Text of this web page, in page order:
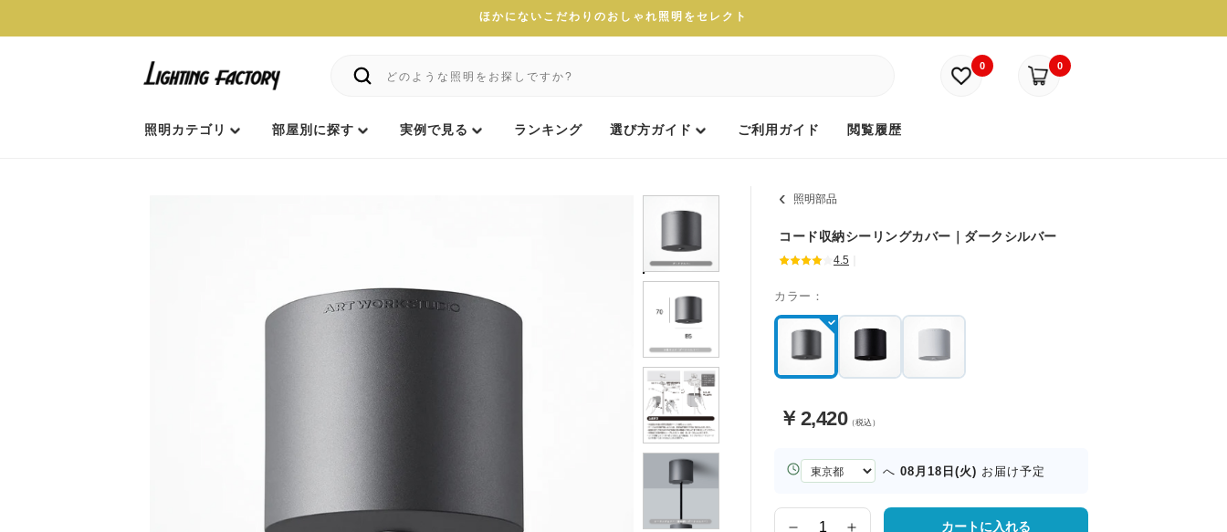
ほかにないこだわりのおしゃれ照明をセレクト
0 0
照明カテゴリ 部屋別に探す 実例で見る ランキング 選び方ガイド ご利用ガイド 閲覧履歴
照明部品
コード収納シーリングカバー｜ダークシルバー
4.5
カラー：
￥ 2,420（税込）
お
届
へ 08月18日(火) お届け予定
カートに入れる